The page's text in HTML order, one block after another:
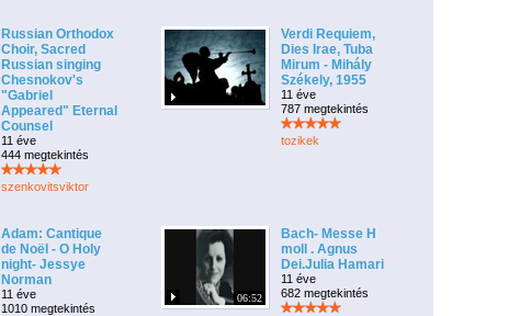
Russian Orthodox
Choir, Sacred
Russian singing
Chesnokov's
"Gabriel
Appeared" Eternal
Counsel
11 éve
444 megtekintés
szenkovitsviktor
Verdi Requiem,
Dies Irae, Tuba
Mirum - Mihály
Székely, 1955
11 éve
787 megtekintés
tozikek
Adam: Cantique
de Noël - O Holy
night- Jessye
Norman
11 éve
1010 megtekintés
06:52
Bach- Messe H
moll . Agnus
Dei.Julia Hamari
11 éve
682 megtekintés